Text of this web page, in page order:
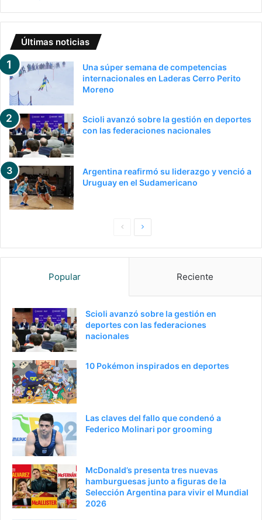
Últimas noticias
Una súper semana de competencias
internacionales en Laderas Cerro Perito
Moreno
Scioli avanzó sobre la gestión en deportes
con las federaciones nacionales
Argentina reafirmó su liderazgo y venció a
Uruguay en el Sudamericano
PaginaSiguiente
Popular Reciente
Scioli avanzó sobre la gestión en
deportes con las federaciones
nacionales
10 Pokémon inspirados en deportes
Las claves del fallo que condenó a
Federico Molinari por grooming
McDonald’s presenta tres nuevas
hamburguesas junto a figuras de la
Selección Argentina para vivir el Mundial
2026